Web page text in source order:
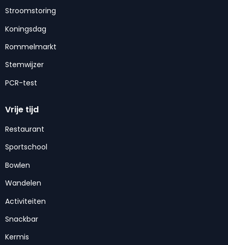
Stroomstoring
Koningsdag
Rommelmarkt
Stemwijzer
PCR-test
Vrije tijd
Restaurant
Sportschool
Bowlen
Wandelen
Activiteiten
Snackbar
Kermis